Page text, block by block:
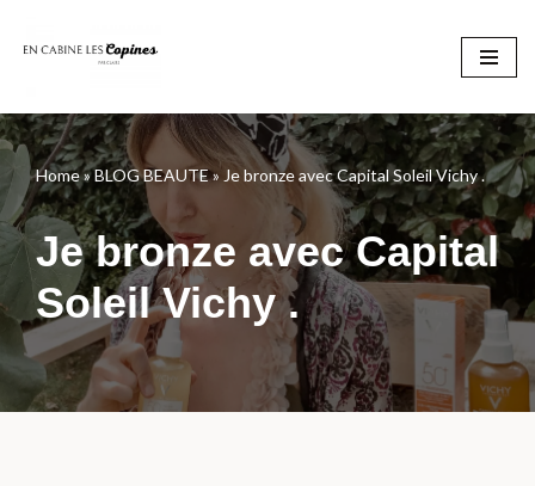
contenu
Home»BLOG BEAUTE» Je bronze avec Capital Soleil Vichy .
Je bronze avec Capital
Soleil Vichy .